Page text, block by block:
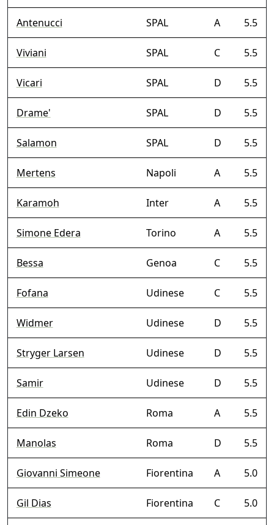
Antenucci SPAL A 5.5
Viviani SPAL C 5.5
Vicari SPAL D 5.5
Drame' SPAL D 5.5
Salamon SPAL D 5.5
Mertens Napoli A 5.5
Karamoh Inter A 5.5
Simone Edera Torino A 5.5
Bessa Genoa C 5.5
Fofana Udinese C 5.5
Widmer Udinese D 5.5
Stryger Larsen Udinese D 5.5
Samir Udinese D 5.5
Edin Dzeko Roma A 5.5
Manolas Roma D 5.5
Giovanni Simeone Fiorentina A 5.0
Gil Dias Fiorentina C 5.0